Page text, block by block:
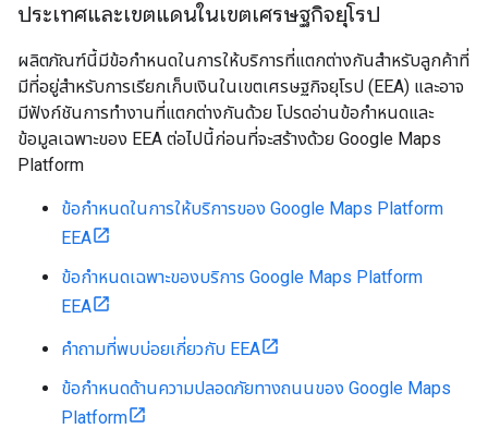
ประเทศและเขตแดนในเขตเศรษฐกิจยุโรป
ผลิตภัณฑ์นี้มีข้อกำหนดในการให้บริการที่แตกต่างกันสำหรับลูกค้าที่
มีที่อยู่สำหรับการเรียกเก็บเงินในเขตเศรษฐกิจยุโรป (EEA) และอาจ
มีฟังก์ชันการทำงานที่แตกต่างกันด้วย โปรดอ่านข้อกำหนดและ
ข้อมูลเฉพาะของ EEA ต่อไปนี้ก่อนที่จะสร้างด้วย Google Maps
Platform
ข้อกำหนดในการให้บริการของ Google Maps Platform
EEA
ข้อกำหนดเฉพาะของบริการ Google Maps Platform
EEA
คำถามที่พบบ่อยเกี่ยวกับ EEA
ข้อกำหนดด้านความปลอดภัยทางถนนของ Google Maps
Platform